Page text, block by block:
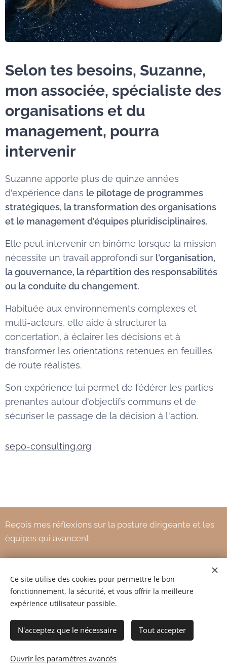
Selon tes besoins, Suzanne,
mon associée, spécialiste des
organisations et du
management, pourra
intervenir
Suzanne apporte plus de quinze années
d'expérience dans le pilotage de programmes
stratégiques, la transformation des organisations
et le management d'équipes pluridisciplinaires.
Elle peut intervenir en binôme lorsque la mission
nécessite un travail approfondi sur l'organisation,
la gouvernance, la répartition des responsabilités
ou la conduite du changement.
Habituée aux environnements complexes et
multi-acteurs, elle aide à structurer la
concertation, à éclairer les décisions et à
transformer les orientations retenues en feuilles
de route réalistes.
Son expérience lui permet de fédérer les parties
prenantes autour d'objectifs communs et de
sécuriser le passage de la décision à l'action.
sepo-consulting.org
Reçois mes réflexions sur la posture dirigeante et les
équipes qui avancent
Votre adresse e-mail
Envoyer
(c) 2026 VENICOM/SKYLAB
Ce site utilise des cookies pour permettre le bon
fonctionnement, la sécurité, et vous offrir la meilleure
expérience utilisateur possible.
N'acceptez que le nécessaire Tout accepter
Ouvrir les paramètres avancés